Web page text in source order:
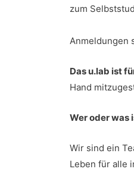
zum
Anmeldungen
Das u.lab ist
Hand
Wer oder was
Wir sind ein
Leben für alle